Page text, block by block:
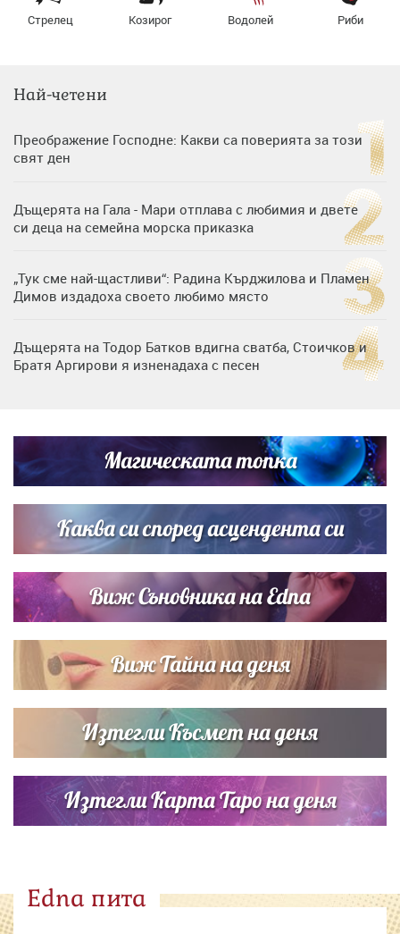
Стрелец Козирог Водолей Риби
Най-четени
Преображение Господне: Какви са поверията за този
свят ден
Дъщерята на Гала - Мари отплава с любимия и двете
си деца на семейна морска приказка
„Тук сме най-щастливи“: Радина Кърджилова и Пламен
Димов издадоха своето любимо място
Дъщерята на Тодор Батков вдигна сватба, Стоичков и
Братя Аргирови я изненадаха с песен
Списъкът е ясен: Джей Ло и Риана във ВИП гостите на
сватбата на Роналдо
Магическата топка
Каква си според асцендента си
Виж Съновника на Edna
Виж Тайна на деня
Изтегли Късмет на деня
Изтегли Карта Таро на деня
Edna пита